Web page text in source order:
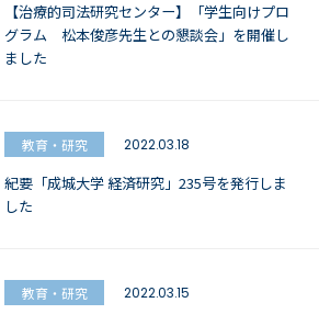
【治療的司法研究センター】「学生向けプロ
グラム 松本俊彦先生との懇談会」を開催し
ました
教育・研究 2022.03.18
紀要「成城大学 経済研究」235号を発行しま
した
教育・研究 2022.03.15